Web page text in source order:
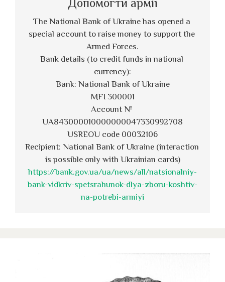
Допомогти армії
The National Bank of Ukraine has opened a
special account to raise money to support the
Armed Forces.
Bank details (to credit funds in national
currency):
Bank: National Bank of Ukraine
MFI 300001
Account №
UA843000010000000047330992708
USREOU code 00032106
Recipient: National Bank of Ukraine (interaction
is possible only with Ukrainian cards)
https://bank.gov.ua/ua/news/all/natsionalniy-
bank-vidkriv-spetsrahunok-dlya-zboru-koshtiv-
na-potrebi-armiyi